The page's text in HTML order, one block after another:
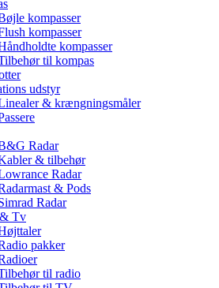
kompasser
kompasser
kompasser
til kompas
udstyr
& krængningsmåler
Radar
& tilbehør
Radar
& Pods
Radar
Tv
pakker
til radio